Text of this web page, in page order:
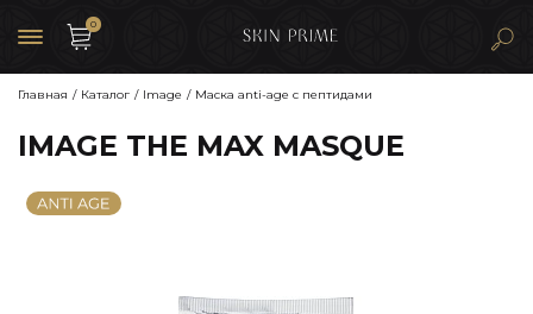
0
Главная Каталог Image Маска anti-age с пептидами
IMAGE THE MAX MASQUE